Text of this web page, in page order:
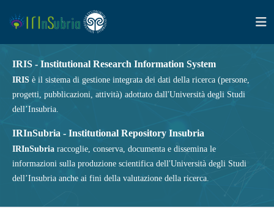
IRIS - Institutional Research Information System
IRIS è il sistema di gestione integrata dei dati della ricerca (persone,
progetti, pubblicazioni, attività) adottato dall'Università degli Studi
dell’Insubria.
IRInSubria - Institutional Repository Insubria
IRInSubria raccoglie, conserva, documenta e dissemina le
informazioni sulla produzione scientifica dell'Università degli Studi
dell’Insubria anche ai fini della valutazione della ricerca.